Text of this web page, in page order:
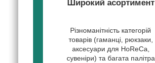
Широкий асортимент
Різноманітність категорій
товарів (гаманці, рюкзаки,
аксесуари для HoReCa,
сувеніри) та багата палітра